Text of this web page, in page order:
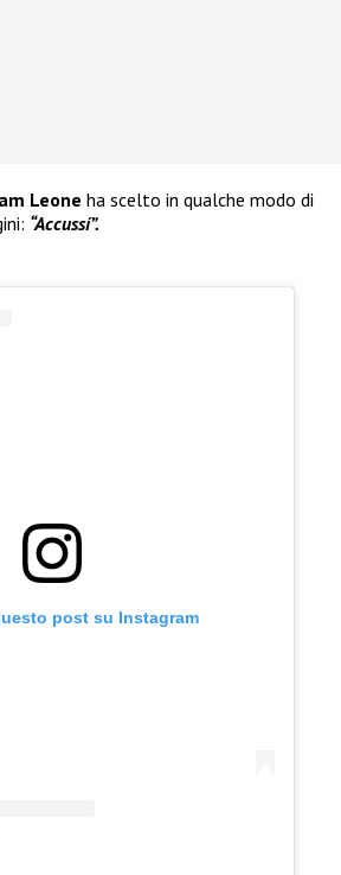
Leone ha scelto in qualche modo di
“Accussí”.
post su Instagram